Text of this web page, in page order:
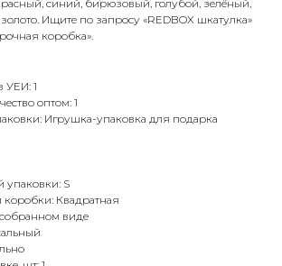
синий, бирюзовый, голубой, зелёный,
Ищите по запросу «REDBOX шкатулка»
коробка».
УЕИ: 1
оптом: 1
Игрушка-упаковка для подарка
упаковки: S
Квадратная
виде